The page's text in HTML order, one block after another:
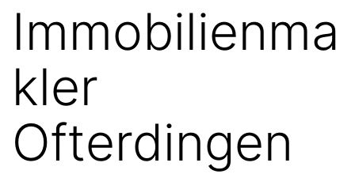
Immobilienma
kler
Ofterdingen